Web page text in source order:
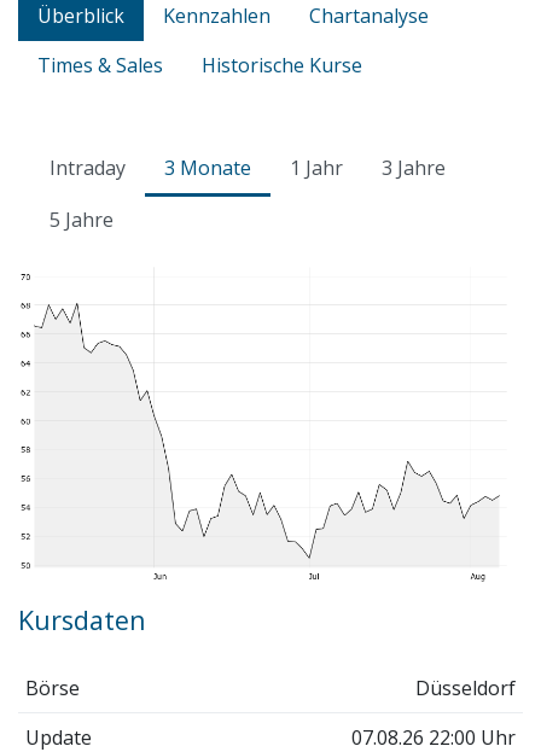
Überblick Kennzahlen
Chartanalyse
Times & Sales
Historische Kurse
Intraday 3 Monate 1 Jahr
3 Jahre
5 Jahre
Kursdaten
Börse
Düsseldorf
Update
07.08.26 22:00 Uhr